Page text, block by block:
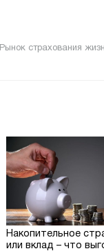
Рынок страхования
Накопительное
или вклад – что